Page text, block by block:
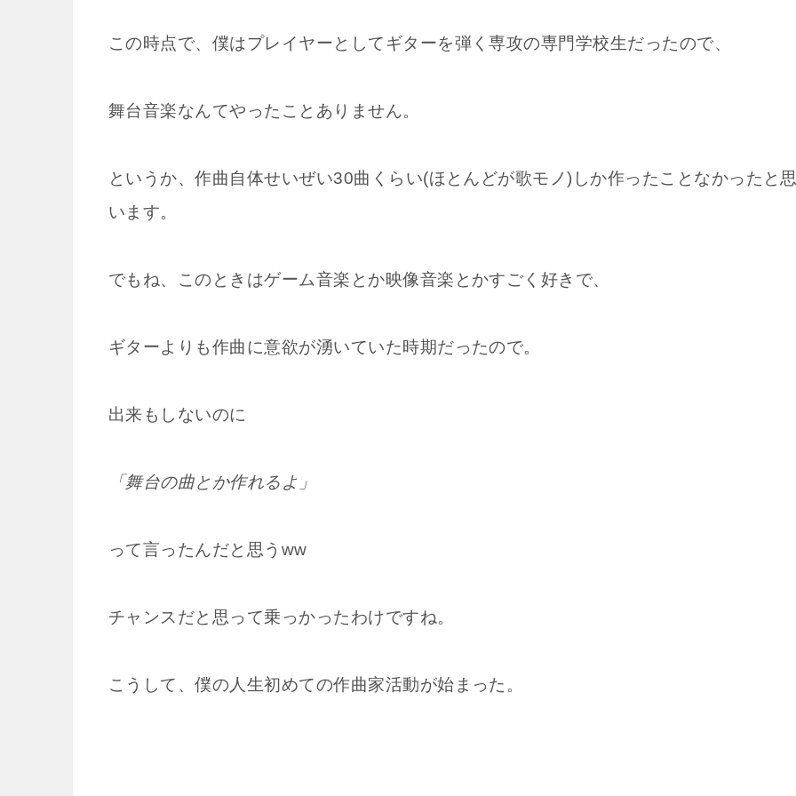
この時点で、僕はプレイヤーとしてギターを弾く専攻の専門学校生だったので、
舞台音楽なんてやったことありません。
というか、作曲自体せいぜい30曲くらい(ほとんどが歌モノ)しか作ったことなかったと
います。
でもね、このときはゲーム音楽とか映像音楽とかすごく好きで、
ギターよりも作曲に意欲が湧いていた時期だったので。
出来もしないのに
「舞台の曲とか作れるよ」
って言ったんだと思うww
チャンスだと思って乗っかったわけですね。
こうして、僕の人生初めての作曲家活動が始まった。